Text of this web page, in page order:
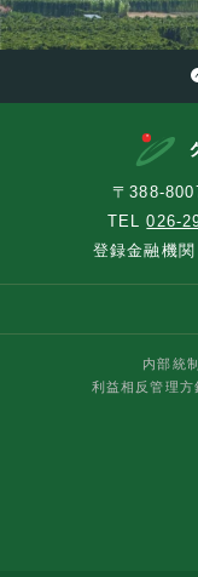
〒388-
TEL026-
登録金融機
内部統
利益相反管理方